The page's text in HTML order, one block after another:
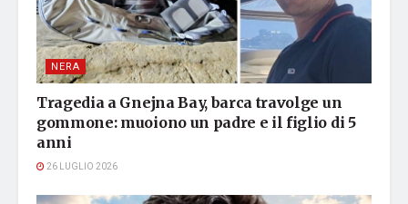
NERA
Tragedia a Gnejna Bay, barca travolge un
gommone: muoiono un padre e il figlio di 5
anni
26 LUGLIO 2026